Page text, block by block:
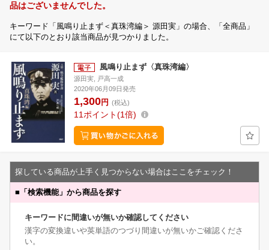
品はございませんでした。
キーワード「風鳴り止まず＜真珠湾編＞ 源田実」の場合、「全商品」
にて以下のとおり該当商品が見つかりました。
風鳴り止まず〈真珠湾編〉
源田実, 戸高一成
2020年06月09日発売
1,300円 (税込)
11 ポイント 1倍
探している商品が上手く見つからない場合はここをチェック！
■ 「検索機能」から商品を探す
キーワードに間違いが無いか確認してください
漢字の変換違いや英単語のつづり間違いが無いかご確認くださ
い。